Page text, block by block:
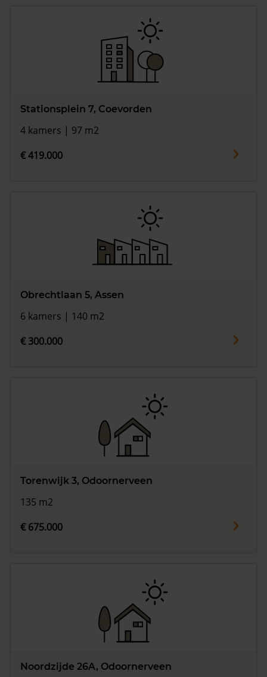
Stationsplein 7, Coevorden
4 kamers | 97 m2
€ 419.000
Obrechtlaan 5, Assen
6 kamers | 140 m2
€ 300.000
Torenwijk 3, Odoornerveen
135 m2
€ 675.000
Noordzijde 26A, Odoornerveen